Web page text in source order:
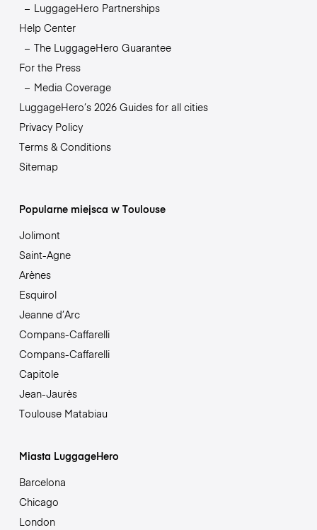
LuggageHero Partnerships
Help Center
The LuggageHero Guarantee
For the Press
Media Coverage
LuggageHero’s 2026 Guides for all cities
Privacy Policy
Terms & Conditions
Sitemap
Popularne miejsca w Toulouse
Jolimont
Saint-Agne
Arènes
Esquirol
Jeanne d’Arc
Compans-Caffarelli
Compans-Caffarelli
Capitole
Jean-Jaurès
Toulouse Matabiau
Miasta LuggageHero
Barcelona
Chicago
London